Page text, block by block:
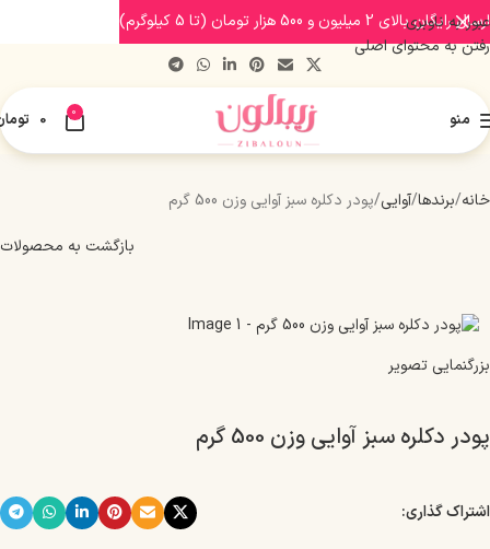
عبور به ناوبری
رفتن به محتوای اصلی
منو 0
0
خانه برندها آوایی پودر دکلره سبز آوایی وزن 500 گرم
بازگشت به محصولات
بزرگنمایی تصویر
پودر دکلره سبز آوایی وزن 500 گرم
اشتراک گذاری:
ارسال رایگان بالای 2 میلیون و 500 هزار تومان (تا 5 کیلوگرم)